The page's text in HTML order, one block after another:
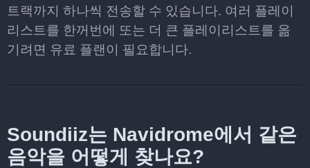
트랙까지 하나씩 전송할 수 있습니다. 여러 플레이
리스트를 한꺼번에 또는 더 큰 플레이리스트를 옮
기려면 유료 플랜이 필요합니다.
Soundiiz는 Navidrome에서 같은
음악을 어떻게 찾나요?